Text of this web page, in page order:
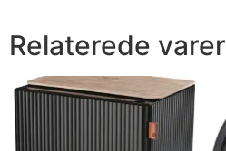
Relaterede varer